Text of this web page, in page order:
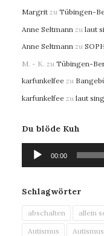
Margrit zu Tübingen-
Anne Seltmann zu laut
Anne Seltmann zu
M. - K. zu Tübingen-
karfunkelfee zu
karfunkelfee zu laut
Du blöde Kuh
Audio-
Player
00:00
Schlagwörter
abschalten allein
Autismus